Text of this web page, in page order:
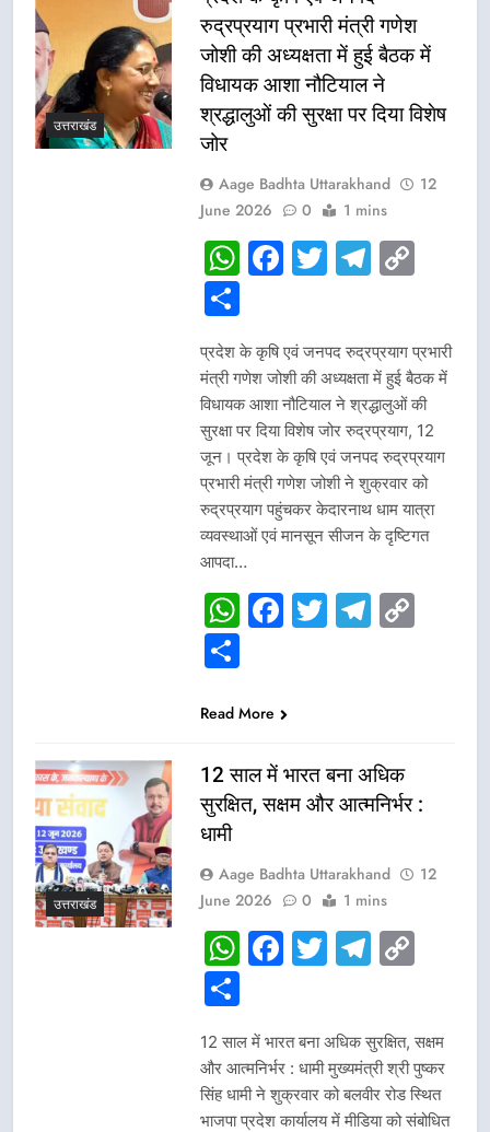
उत्तराखंड
रुद्रप्रयाग प्रभारी मंत्री गणेश
जोशी की अध्यक्षता में हुई बैठक में
विधायक आशा नौटियाल ने
श्रद्धालुओं की सुरक्षा पर दिया विशेष
जोर
Aage Badhta Uttarakhand
12
June 2026
0 1 mins
WhatsApp
Facebook
Twitter
Share
प्रदेश के कृषि एवं जनपद रुद्रप्रयाग प्रभारी
मंत्री गणेश जोशी की अध्यक्षता में हुई बैठक में
विधायक आशा नौटियाल ने श्रद्धालुओं की
सुरक्षा पर दिया विशेष जोर रुद्रप्रयाग, 12
जून। प्रदेश के कृषि एवं जनपद रुद्रप्रयाग
प्रभारी मंत्री गणेश जोशी ने शुक्रवार को
रुद्रप्रयाग पहुंचकर केदारनाथ धाम यात्रा
व्यवस्थाओं एवं मानसून सीजन के दृष्टिगत
आपदा…
WhatsApp
Facebook
Twitter
Share
Read More
उत्तराखंड
12 साल में भारत बना अधिक
सुरक्षित, सक्षम और आत्मनिर्भर :
धामी
Aage Badhta Uttarakhand
12
June 2026
0 1 mins
WhatsApp
Facebook
Twitter
Share
12 साल में भारत बना अधिक सुरक्षित, सक्षम
और आत्मनिर्भर : धामी मुख्यमंत्री श्री पुष्कर
सिंह धामी ने शुक्रवार को बलवीर रोड स्थित
भाजपा प्रदेश कार्यालय में मीडिया को संबोधित